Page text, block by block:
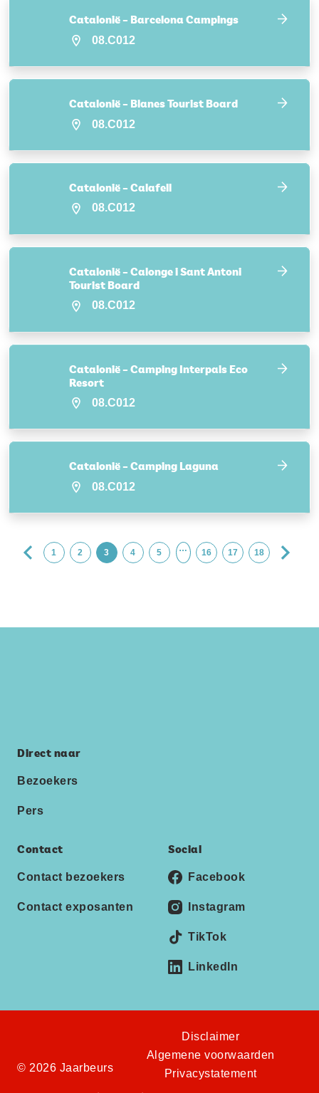
Catalonië – Barcelona Campings
08.C012
Catalonië – Blanes Tourist Board
08.C012
Catalonië – Calafell
08.C012
Catalonië – Calonge i Sant Antoni
Tourist Board
08.C012
Catalonië – Camping Interpals Eco
Resort
08.C012
Catalonië – Camping Laguna
08.C012
1 2 3 4 5 … 16 17 18
Direct naar
Bezoekers
Pers
Contact
Contact bezoekers
Contact exposanten
Social
Facebook
Instagram
TikTok
LinkedIn
© 2026 Jaarbeurs
Disclaimer
Algemene voorwaarden
Privacystatement